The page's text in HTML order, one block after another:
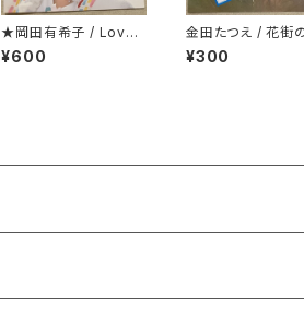
★岡田有希子 / Love
Fair
¥600
金田たつえ / 花街
洋服ジャケ
¥300